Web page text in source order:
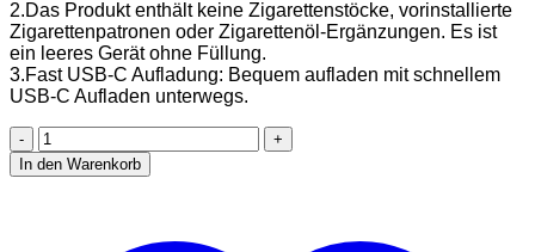
2.Das Produkt enthält keine Zigarettenstöcke, vorinstallierte
Zigarettenpatronen oder Zigarettenöl-Ergänzungen. Es ist
ein leeres Gerät ohne Füllung.
3.Fast USB-C Aufladung: Bequem aufladen mit schnellem
USB-C Aufladen unterwegs.
Vaporizer
Cannabis
IOUQ
In den Warenkorb